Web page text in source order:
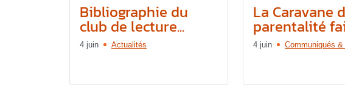
Bibliographie du
club de lecture...
4 juin Actualités
La Caravane
parentalité
4 juin Communiqués